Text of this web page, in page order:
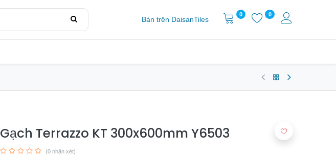
Bán trên DaisanTiles
0 0
Gạch Terrazzo KT 300x600mm Y6503
(0 nhận xét)